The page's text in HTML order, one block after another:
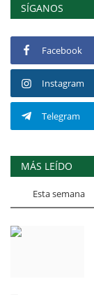
SÍGANOS
Facebook
Instagram
Telegram
MÁS LEÍDO
Esta semana